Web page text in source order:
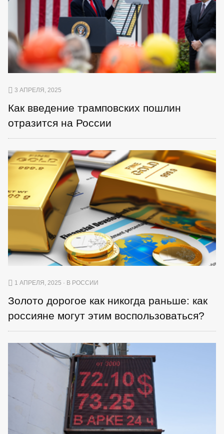
3 АПРЕЛЯ, 2025
Как введение трамповских пошлин
отразится на России
1 АПРЕЛЯ, 2025 · В РОССИИ
Золото дорогое как никогда раньше: как
россияне могут этим воспользоваться?